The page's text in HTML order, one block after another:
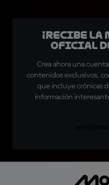
¡Recibe
oficial de
Crea ahora una
contenidos exclusivos,
que incluye crónicas
información